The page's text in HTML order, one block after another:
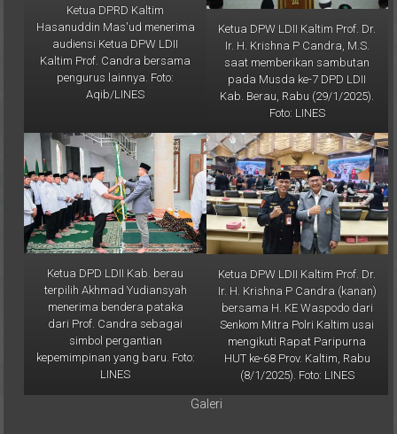
Hasanuddin Mas'ud menerima
audiensi Ketua DPW LDII
Kaltim Prof. Candra bersama
pengurus lainnya. Foto:
Aqib/LINES
Ketua DPW LDII Kaltim Prof. Dr.
Ir. H. Krishna P Candra, M.S.
saat memberikan sambutan
pada Musda ke-7 DPD LDII
Kab. Berau, Rabu (29/1/2025).
Foto: LINES
Ketua DPD LDII Kab. berau
terpilih Akhmad Yudiansyah
menerima bendera pataka
dari Prof. Candra sebagai
simbol pergantian
kepemimpinan yang baru. Foto:
LINES
Ketua DPW LDII Kaltim Prof. Dr.
Ir. H. Krishna P Candra (kanan)
bersama H. KE Waspodo dari
Senkom Mitra Polri Kaltim usai
mengikuti Rapat Paripurna
HUT ke-68 Prov. Kaltim, Rabu
(8/1/2025). Foto: LINES